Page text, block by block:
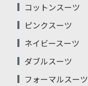
コットンスーツ
ピンクスーツ
ネイビースーツ
ダブルスーツ
フォーマルスーツ